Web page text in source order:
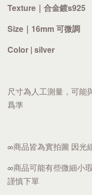
Texture｜合金鍍s925
Size｜16mm 可微調
Color | silver
尺寸為人工測量，可能
爲準
∞商品皆為實拍圖 因光
∞商品可能有些微細小
謹慎下單